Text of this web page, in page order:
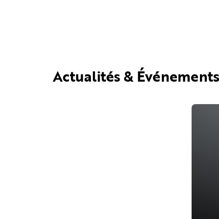
Actualités & Événements